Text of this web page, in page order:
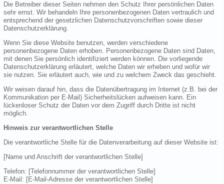
Die Betreiber dieser Seiten nehmen den Schutz Ihrer persönlichen Daten
sehr ernst. Wir behandeln Ihre personenbezogenen Daten vertraulich und
entsprechend der gesetzlichen Datenschutzvorschriften sowie dieser
Datenschutzerklärung.
Wenn Sie diese Website benutzen, werden verschiedene
personenbezogene Daten erhoben. Personenbezogene Daten sind Daten,
mit denen Sie persönlich identifiziert werden können. Die vorliegende
Datenschutzerklärung erläutert, welche Daten wir erheben und wofür wir
sie nutzen. Sie erläutert auch, wie und zu welchem Zweck das geschieht.
Wir weisen darauf hin, dass die Datenübertragung im Internet (z.B. bei der
Kommunikation per E-Mail) Sicherheitslücken aufweisen kann. Ein
lückenloser Schutz der Daten vor dem Zugriff durch Dritte ist nicht
möglich.
Hinweis zur verantwortlichen Stelle
Die verantwortliche Stelle für die Datenverarbeitung auf dieser Website ist:
[Name und Anschrift der verantwortlichen Stelle]
Telefon: [Telefonnummer der verantwortlichen Stelle]
E-Mail: [E-Mail-Adresse der verantwortlichen Stelle]